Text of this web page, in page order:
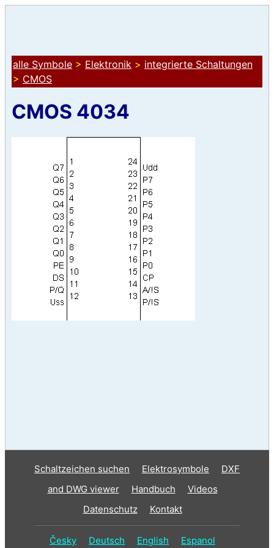
alle Symbole > Elektronik > integrierte Schaltungen
> CMOS
CMOS 4034
Schaltzeichen suchen Elektrosymbole
DXF
and DWG viewer
Handbuch
Videos
Datenschutz
Kontakt
Česky Deutsch English Espanol